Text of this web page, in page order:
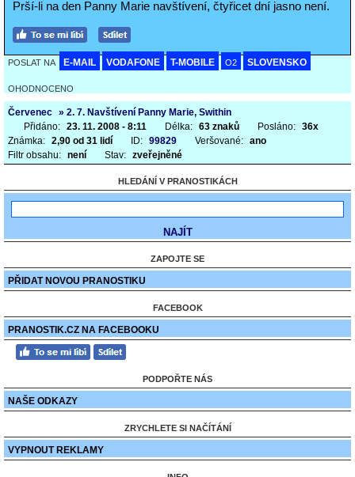
Prší-li na den Panny Marie navštívení, čtyřicet dní jasno není.
POSLAT NA E-MAIL VODAFONE T-MOBILE O2 SLOVENSKO
OHODNOCENO
Červenec » 2. 7. Navštívení Panny Marie, Swithin
Přidáno: 23. 11. 2008 - 8:11 Délka: 63 znaků Posláno: 36x
Známka: 2,90 od 31 lidí ID: 99829 Veršované: ano
Filtr obsahu: není Stav: zveřejněné
HLEDÁNÍ V PRANOSTIKÁCH
ZAPOJTE SE
PŘIDAT NOVOU PRANOSTIKU
FACEBOOK
PRANOSTIK.CZ NA FACEBOOKU
PODPOŘTE NÁS
NAŠE ODKAZY
ZRYCHLETE SI NAČÍTÁNÍ
VYPNOUT REKLAMY